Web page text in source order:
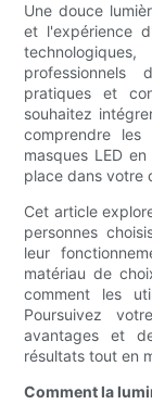
Une douce
et l'expérience
professionnels
pratiques et
souhaitez
comprendre
masques LED
place dans votre
Cet article
personnes
leur
matériau de
comment les
Poursuivez
avantages et
résultats tout en
Comment la